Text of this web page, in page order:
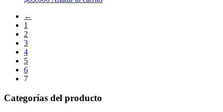
←
1
2
3
4
5
6
7
Categorías del producto